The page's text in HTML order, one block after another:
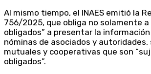
Al mismo tiempo, el INAES emitió la
756/2025, que obliga no solamente
obligados” a presentar la
nóminas de asociados y
mutuales y cooperativas que son
obligados”.